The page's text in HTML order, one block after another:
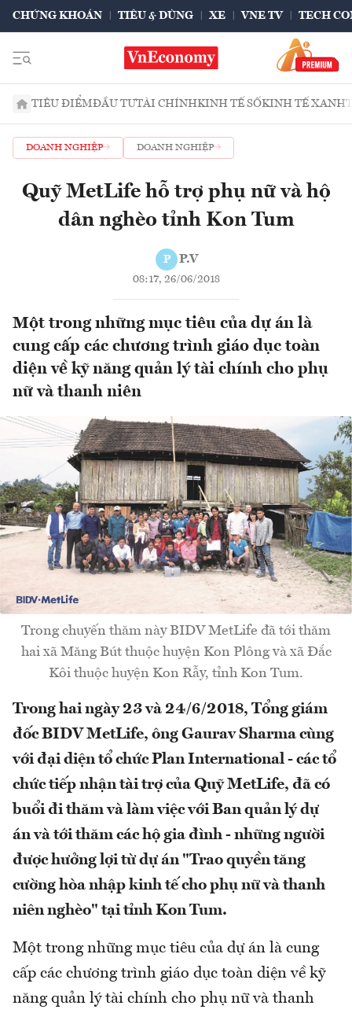
CHỨNG KHOÁN TIÊU & DÙNG XE VNE TV TECH
TIÊU ĐIỂMĐẦU TƯTÀI CHÍNHKINH TẾ SỐKINH TẾ XANH
DOANH NGHIỆP DOANH NGHIỆP
Quỹ MetLife hỗ trợ phụ nữ và hộ
dân nghèo tỉnh Kon Tum
P P.V
08:17, 26/06/2018
Một trong những mục tiêu của dự án là
cung cấp các chương trình giáo dục toàn
diện về kỹ năng quản lý tài chính cho phụ
nữ và thanh niên
Trong chuyến thăm này BIDV MetLife đã tới thăm
hai xã Măng Bút thuộc huyện Kon Plông và xã Đắc
Kôi thuộc huyện Kon Rẫy, tỉnh Kon Tum.
Trong hai ngày 23 và 24/6/2018, Tổng giám
đốc BIDV MetLife, ông Gaurav Sharma cùng
với đại diện tổ chức Plan International - các tổ
chức tiếp nhận tài trợ của Quỹ MetLife, đã có
buổi đi thăm và làm việc với Ban quản lý dự
án và tới thăm các hộ gia đình - những người
được hưởng lợi từ dự án "Trao quyền tăng
cường hòa nhập kinh tế cho phụ nữ và thanh
niên nghèo" tại tỉnh Kon Tum.
Một trong những mục tiêu của dự án là cung
cấp các chương trình giáo dục toàn diện về kỹ
năng quản lý tài chính cho phụ nữ và thanh